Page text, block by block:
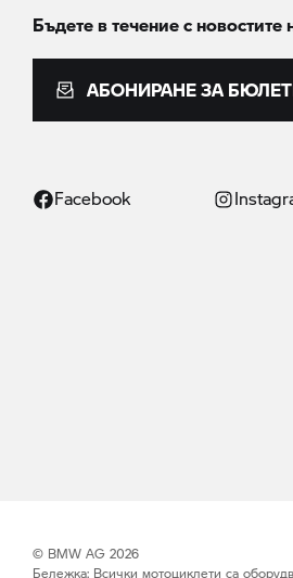
Бъдете в течение с новостите
АБОНИРАНЕ ЗА
Facebook
© BMW AG 2026
Бележка: Всички мотоциклети са